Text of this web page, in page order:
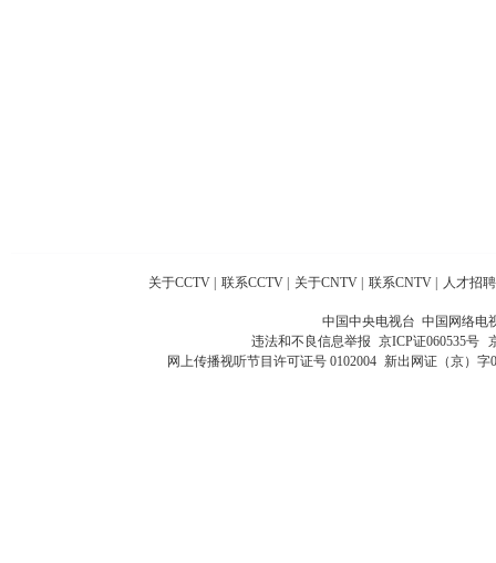
关于CCTV 联系CCTV 关于CNTV 联系CNTV 人才招聘
中国中央电视台 中国网络电
违法和不良信息举报 京ICP证060535号
网上传播视听节目许可证号 0102004 新出网证（京）